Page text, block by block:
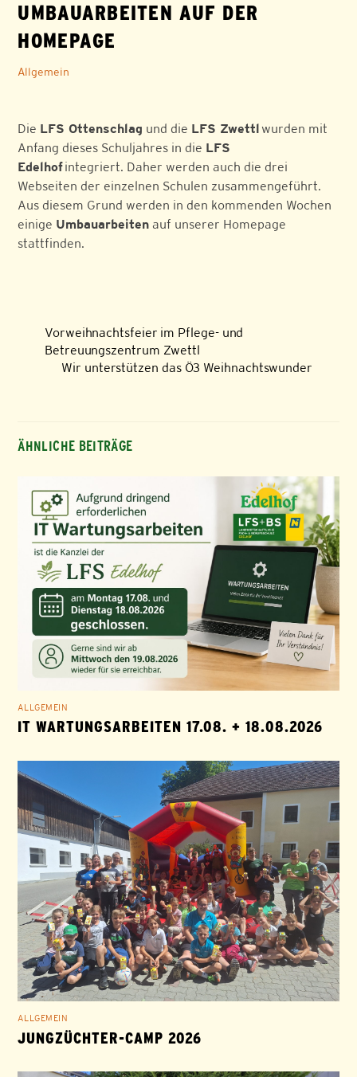
UMBAUARBEITEN AUF DER
HOMEPAGE
Allgemein
Die LFS Ottenschlag und die LFS Zwettl wurden mit
Anfang dieses Schuljahres in die LFS
Edelhofintegriert. Daher werden auch die drei
Webseiten der einzelnen Schulen zusammengeführt.
Aus diesem Grund werden in den kommenden Wochen
einige Umbauarbeiten auf unserer Homepage
stattfinden.
Vorweihnachtsfeier im Pflege- und
Betreuungszentrum Zwettl
Wir unterstützen das Ö3 Weihnachtswunder
ÄHNLICHE BEITRÄGE
ALLGEMEIN
IT WARTUNGSARBEITEN 17.08. + 18.08.2026
ALLGEMEIN
JUNGZÜCHTER-CAMP 2026